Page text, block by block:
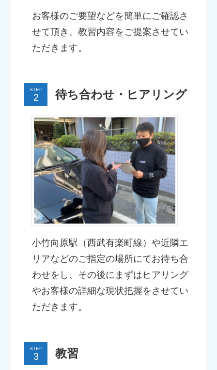
お客様のご要望などを簡単にご確認さ
せて頂き、教習内容をご提案させてい
ただきます。
STEP 待ち合わせ・ヒアリング
小竹向原駅（西武有楽町線）や近隣エ
リアなどのご指定の場所にてお待ち合
わせをし、その後にまずはヒアリング
やお客様の詳細な現状把握をさせてい
ただきます。
STEP 教習